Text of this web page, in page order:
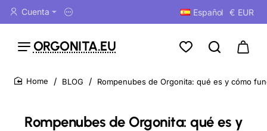
Cuenta Español € EUR
ORGONITA.EU
Rompenubes de Orgonita: qué es y
BLOG Rompenubes de Orgonita: qué es y cómo